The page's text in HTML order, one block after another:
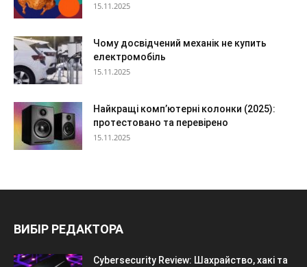
15.11.2025
Чому досвідчений механік не купить
електромобіль
15.11.2025
Найкращі комп’ютерні колонки (2025):
протестовано та перевірено
15.11.2025
ВИБІР РЕДАКТОРА
Cybersecurity Review: Шахрайство, хакі та